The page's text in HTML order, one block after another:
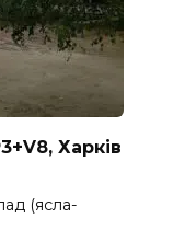
Харків
(ясла-